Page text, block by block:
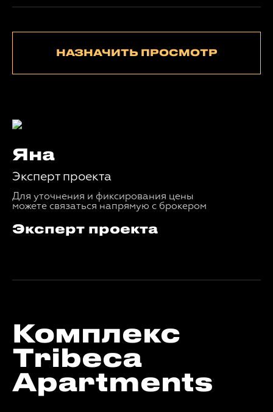
Яна
Эксперт проекта
Для уточнения и фиксирования цены
можете связаться напрямую с брокером
Эксперт проекта
НАЗНАЧИТЬ ПРОСМОТР
Комплекс
Tribeca
Apartments